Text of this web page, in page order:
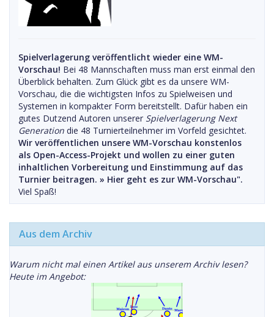
Spielverlagerung veröffentlicht wieder eine WM-
Vorschau! Bei 48 Mannschaften muss man erst einmal den
Überblick behalten. Zum Glück gibt es da unsere WM-
Vorschau, die die wichtigsten Infos zu Spielweisen und
Systemen in kompakter Form bereitstellt. Dafür haben ein
gutes Dutzend Autoren unserer Spielverlagerung Next
Generation die 48 Turnierteilnehmer im Vorfeld gesichtet.
Wir veröffentlichen unsere WM-Vorschau konstenlos
als Open-Access-Projekt und wollen zu einer guten
inhaltlichen Vorbereitung und Einstimmung auf das
Turnier beitragen. » Hier geht es zur WM-Vorschau".
Viel Spaß!
Aus dem Archiv
Warum nicht mal einen Artikel aus unserem Archiv lesen?
Heute im Angebot: